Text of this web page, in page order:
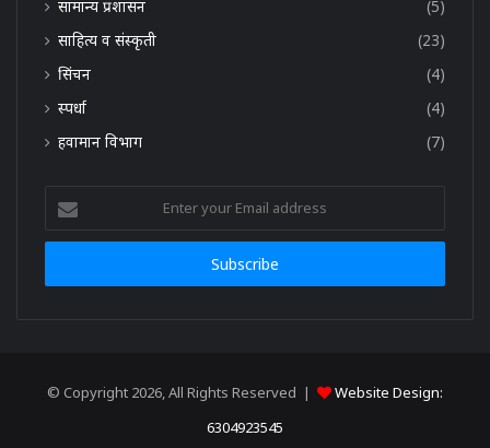
सामान्य प्रशासन
(5)
साहित्य व संस्कृती
(23)
सिंचन
(4)
स्पर्धा
(4)
हवामान विभाग
(7)
your
Email
© Copyright 2026, All Rights Reserved |
Website Design:
6304923545